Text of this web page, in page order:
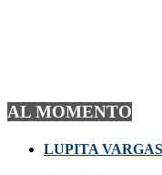
AL MOMENTO
LUPITA